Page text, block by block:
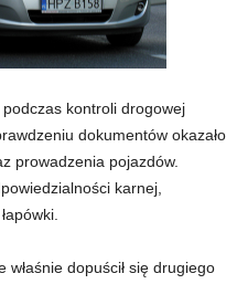
kontroli drogowej
dokumentów okazało
prowadzenia pojazdów.
karnej,
dopuścił się drugiego